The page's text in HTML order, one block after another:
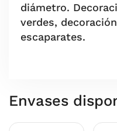
diámetro.
verdes,
escaparates.
Envases